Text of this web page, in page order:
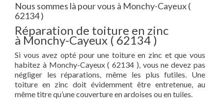
Nous sommes là pour vous à Monchy-Cayeux (
62134 )
Réparation de toiture en zinc
à Monchy-Cayeux ( 62134 )
Si vous avez opté pour une toiture en zinc et que vous
habitez à Monchy-Cayeux ( 62134 ), vous ne devez pas
négliger les réparations, même les plus futiles. Une
toiture en zinc doit évidemment être entretenue, au
même titre qu’une couverture en ardoises ou en tuiles.